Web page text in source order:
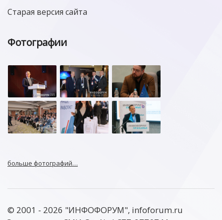
Старая версия сайта
Фотографии
больше фотографий…
© 2001 - 2026 "ИНФОФОРУМ", infoforum.ru